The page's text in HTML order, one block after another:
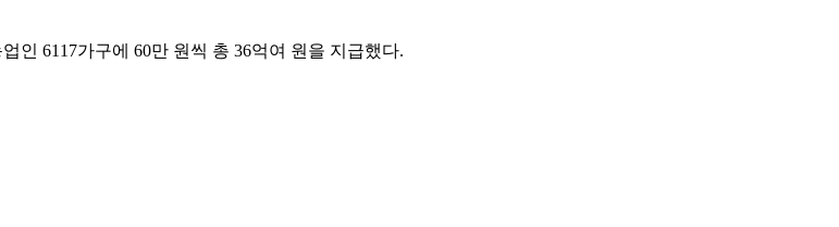
인 6117가구에 60만 원씩 총 36억여 원을 지급했다.